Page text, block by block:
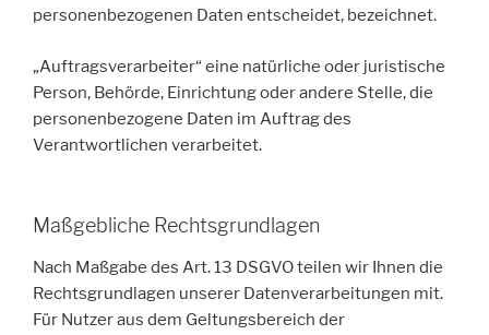
personenbezogenen Daten entscheidet, bezeichnet.
„Auftragsverarbeiter“ eine natürliche oder juristische
Person, Behörde, Einrichtung oder andere Stelle, die
personenbezogene Daten im Auftrag des
Verantwortlichen verarbeitet.
Maßgebliche Rechtsgrundlagen
Nach Maßgabe des Art. 13 DSGVO teilen wir Ihnen die
Rechtsgrundlagen unserer Datenverarbeitungen mit.
Für Nutzer aus dem Geltungsbereich der